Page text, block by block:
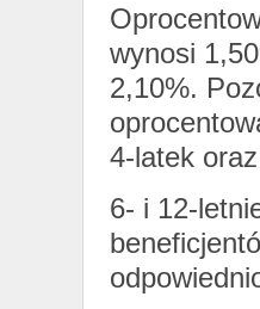
wynosi
2,10%.
4-latek
6- i 12-